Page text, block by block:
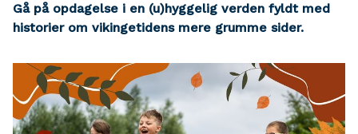
Gå på opdagelse i en (u)hyggelig verden fyldt med
historier om vikingetidens mere grumme sider.